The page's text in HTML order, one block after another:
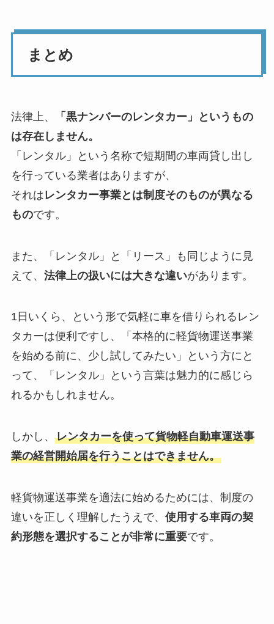
まとめ
法律上、
「黒ナンバーのレンタカー」というもの
は存在しません。
「レンタル」という名称で短期間の車両貸し出し
を行っている業者はありますが、
それはレンタカー事業とは制度そのものが異なる
ものです。
また、「レンタル」と「リース」も同じように見
えて、 法律上の扱いには大きな違いがあります。
1日いくら、という形で気軽に車を借りられるレン
タカーは便利ですし、「本格的に軽貨物運送事業
を始める前に、少し試してみたい」という方にと
って、「レンタル」という言葉は魅力的に感じら
れるかもしれません。
しかし、 レンタカーを使って貨物軽自動車運送事
業の経営開始届を行うことはできません。
軽貨物運送事業を適法に始めるためには、制度の
違いを正しく理解したうえで、 使用する車両の契
約形態を選択することが非常に重要です。